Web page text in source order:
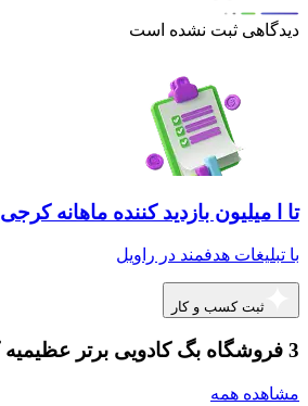
دیدگاهی ثبت نشده است
تا ا میلیون بازدید کننده ماهانه کرجی
با تبلیغات هدفمند در راویل
ثبت کسب و کار
3 فروشگاه بگ کادویی برتر عظیمیه کرج
مشاهده همه